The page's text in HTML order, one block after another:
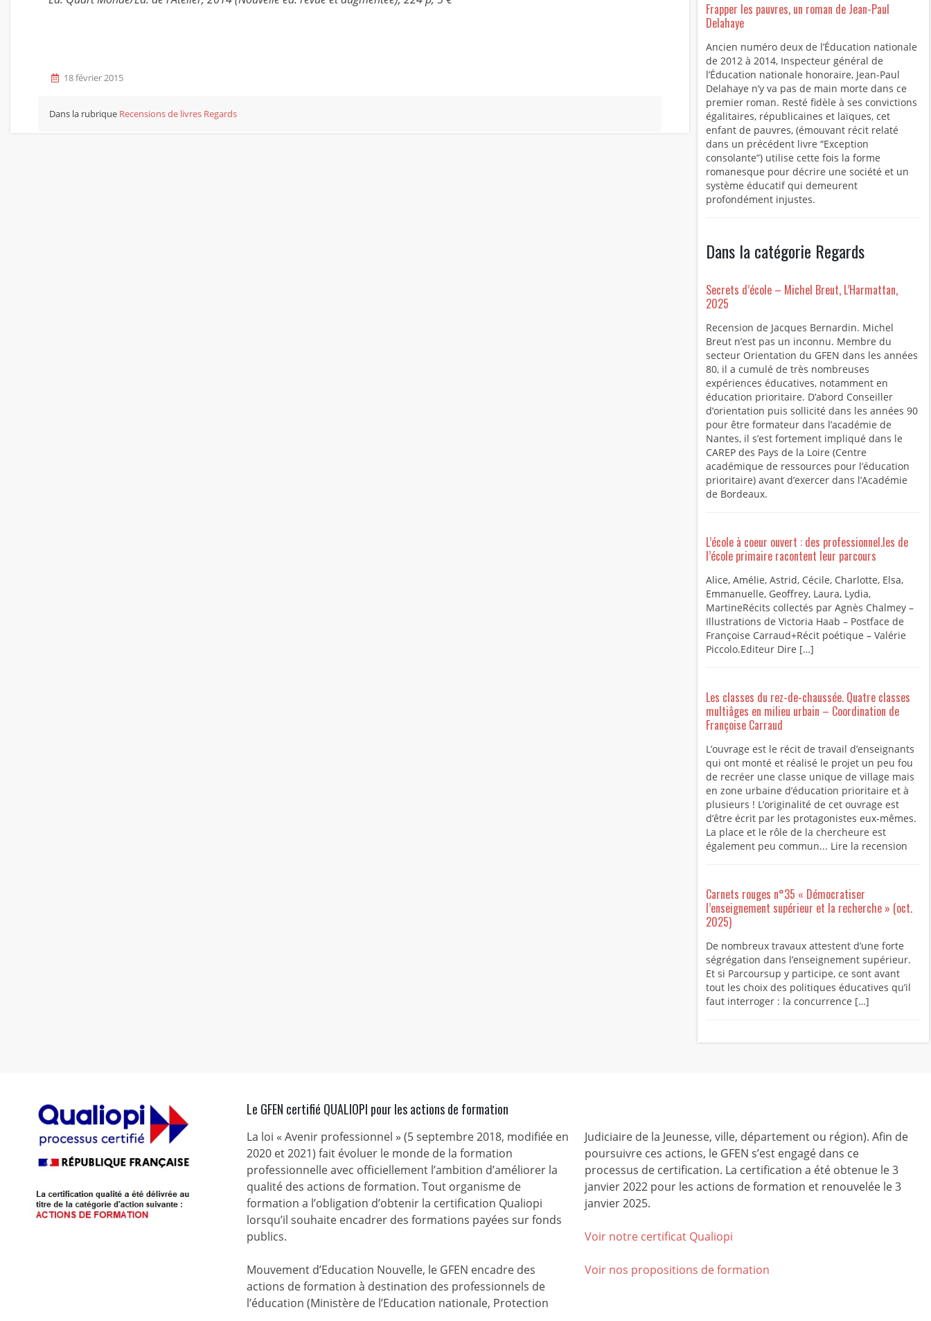
18 février 2015
Dans la rubrique Recensions de livres Regards
Frapper les pauvres, un roman de Jean-Paul
Delahaye
Ancien numéro deux de l’Éducation nationale
de 2012 à 2014, Inspecteur général de
l’Éducation nationale honoraire, Jean-Paul
Delahaye n’y va pas de main morte dans ce
premier roman. Resté fidèle à ses convictions
égalitaires, républicaines et laïques, cet
enfant de pauvres, (émouvant récit relaté
dans un précédent livre “Exception
consolante”) utilise cette fois la forme
romanesque pour décrire une société et un
système éducatif qui demeurent
profondément injustes.
Dans la catégorie Regards
Secrets d’école – Michel Breut, L’Harmattan,
2025
Recension de Jacques Bernardin. Michel
Breut n’est pas un inconnu. Membre du
secteur Orientation du GFEN dans les années
80, il a cumulé de très nombreuses
expériences éducatives, notamment en
éducation prioritaire. D’abord Conseiller
d’orientation puis sollicité dans les années 90
pour être formateur dans l’académie de
Nantes, il s’est fortement impliqué dans le
CAREP des Pays de la Loire (Centre
académique de ressources pour l’éducation
prioritaire) avant d’exercer dans l’Académie
de Bordeaux.
L’école à coeur ouvert : des professionnel.les de
l’école primaire racontent leur parcours
Alice, Amélie, Astrid, Cécile, Charlotte, Elsa,
Emmanuelle, Geoffrey, Laura, Lydia,
MartineRécits collectés par Agnès Chalmey –
Illustrations de Victoria Haab – Postface de
Françoise Carraud+Récit poétique – Valérie
Piccolo.Editeur Dire […]
Les classes du rez-de-chaussée. Quatre classes
multiâges en milieu urbain – Coordination de
Françoise Carraud
L’ouvrage est le récit de travail d’enseignants
qui ont monté et réalisé le projet un peu fou
de recréer une classe unique de village mais
en zone urbaine d’éducation prioritaire et à
plusieurs ! L’originalité de cet ouvrage est
d’être écrit par les protagonistes eux-mêmes.
La place et le rôle de la chercheure est
également peu commun... Lire la recension
Carnets rouges n°35 « Démocratiser
l’enseignement supérieur et la recherche » (oct.
2025)
De nombreux travaux attestent d’une forte
ségrégation dans l’enseignement supérieur.
Et si Parcoursup y participe, ce sont avant
tout les choix des politiques éducatives qu’il
faut interroger : la concurrence […]
Le GFEN certifié QUALIOPI pour les actions de formation
La loi « Avenir professionnel » (5 septembre 2018, modifiée en
2020 et 2021) fait évoluer le monde de la formation
professionnelle avec officiellement l’ambition d’améliorer la
qualité des actions de formation. Tout organisme de
formation a l’obligation d’obtenir la certification Qualiopi
lorsqu’il souhaite encadrer des formations payées sur fonds
publics.
Mouvement d’Education Nouvelle, le GFEN encadre des
actions de formation à destination des professionnels de
l’éducation (Ministère de l’Education nationale, Protection
Judiciaire de la Jeunesse, ville, département ou région). Afin de
poursuivre ces actions, le GFEN s’est engagé dans ce
processus de certification. La certification a été obtenue le 3
janvier 2022 pour les actions de formation et renouvelée le 3
janvier 2025.
Voir notre certificat Qualiopi
Voir nos propositions de formation